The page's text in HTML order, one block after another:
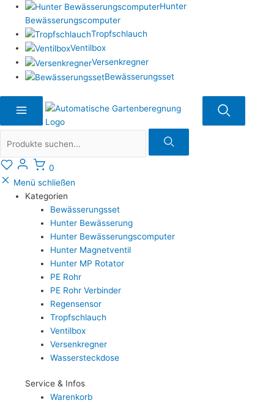
Hunter
Bewässerungscomputer
Tropfschlauch
Ventilbox
Versenkregner
Bewässerungsset
0
Menü schließen
Kategorien
Bewässerungsset
Hunter Bewässerung
Hunter Bewässerungscomputer
Hunter Magnetventil
Hunter MP Rotator
PE Rohr
PE Rohr Verbinder
Regensensor
Tropfschlauch
Ventilbox
Versenkregner
Wassersteckdose
Service & Infos
Warenkorb